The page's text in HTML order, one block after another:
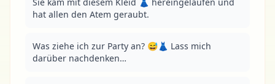
hat allen den Atem geraubt.
Was ziehe ich zur Party an? 😅👗 Lass mich
darüber nachdenken…